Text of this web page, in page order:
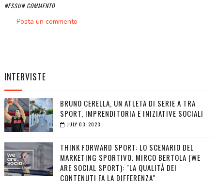
NESSUN COMMENTO
Posta un commento
INTERVISTE
BRUNO CERELLA, UN ATLETA DI SERIE A TRA
SPORT, IMPRENDITORIA E INIZIATIVE SOCIALI
JULY 03, 2023
THINK FORWARD SPORT: LO SCENARIO DEL
MARKETING SPORTIVO. MIRCO BERTOLA (WE
ARE SOCIAL SPORT): "LA QUALITÀ DEI
CONTENUTI FA LA DIFFERENZA"